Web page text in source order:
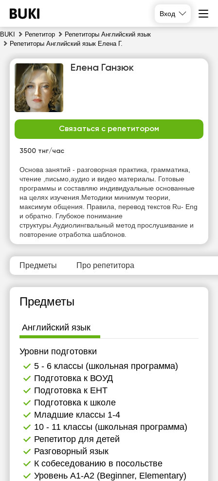
Вход
BUKI Репетитор
Репетиторы Английский язык
Репетиторы Английский язык Елена Г.
Елена Ганзюк
Связаться с репетитором
3500 тнг/час
Основа занятий - разговорная практика, грамматика,
чтение ,письмо,аудио и видео материалы. Готовые
программы и составляю индивидуальные основанные
на целях изучения.Методики минимум теории,
максимум общения. Правила, перевод текстов Ru- Eng
и обратно. Глубокое понимание
структуры.Аудиолингвальный метод прослушивание и
повторение отработка шаблонов.
Предметы Про репетитора
Предметы
Английский язык
Уровни подготовки
5 - 6 классы (школьная программа)
Подготовка к ВОУД
Подготовка к ЕНТ
Подготовка к школе
Младшие классы 1-4
10 - 11 классы (школьная программа)
Репетитор для детей
Разговорный язык
К собеседованию в посольстве
Уровень А1-А2 (Beginner, Elementary)
сб
вс
15:00
15:30
16:00
16:30
17:00
17:30
20:00
15:00
15:30
16:00
16:30
17:00
Нет
свободных
часов
Нет
свободных
часов